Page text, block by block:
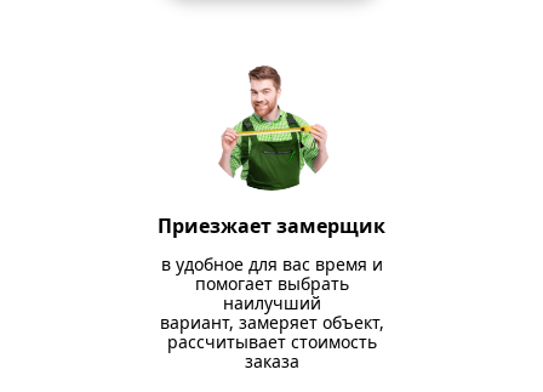
Приезжает замерщик
в удобное для вас время и
помогает выбрать
наилучший
вариант, замеряет объект,
рассчитывает стоимость
заказа